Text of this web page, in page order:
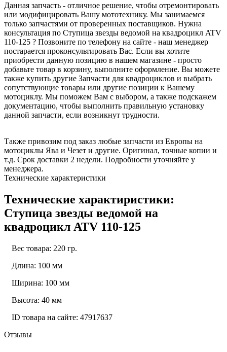
Данная запчасть - отличное решение, чтобы отремонтировать
или модифицировать Вашу мототехнику. Мы занимаемся
только запчастями от проверенных поставщиков. Нужна
консультация по Ступица звезды ведомой на квадроцикл ATV
110-125 ? Позвоните по телефону на сайте - наш менеджер
постарается проконсультировать Вас. Если вы хотите
приобрести данную позицию в нашем магазине - просто
добавьте товар в корзину, выполните оформление. Вы можете
также купить другие Запчасти для квадроциклов и выбрать
сопутствующие товары или другие позиции к Вашему
мотоциклу. Мы поможем Вам с выбором, а также подскажем
документацию, чтобы выполнить правильную установку
данной запчасти, если возникнут трудности.
Также привозим под заказ любые запчасти из Европы на
мотоциклы Ява и Чезет и другие. Оригинал, точные копии и
т.д. Срок доставки 2 недели. Подробности уточняйте у
менеджера.
Технические характеристики
Технические характиристики:
Ступица звезды ведомой на
квадроцикл ATV 110-125
Вес товара: 220 гр.
Длина: 100 мм
Ширина: 100 мм
Высота: 40 мм
ID товара на сайте: 47917637
Отзывы